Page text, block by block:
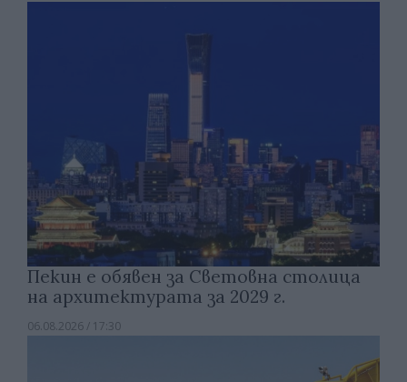
Пекин е обявен за Световна столица
на архитектурата за 2029 г.
06.08.2026 / 17:30